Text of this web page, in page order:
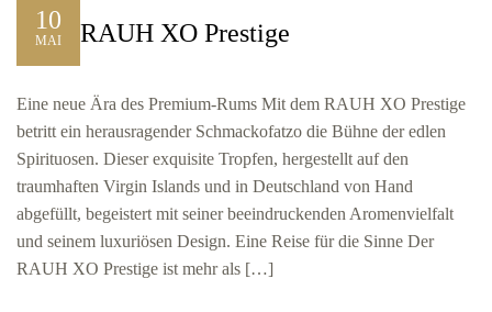
10
MAI RAUH XO Prestige
Eine neue Ära des Premium-Rums Mit dem RAUH XO Prestige
betritt ein herausragender Schmackofatzo die Bühne der edlen
Spirituosen. Dieser exquisite Tropfen, hergestellt auf den
traumhaften Virgin Islands und in Deutschland von Hand
abgefüllt, begeistert mit seiner beeindruckenden Aromenvielfalt
und seinem luxuriösen Design. Eine Reise für die Sinne Der
RAUH XO Prestige ist mehr als […]